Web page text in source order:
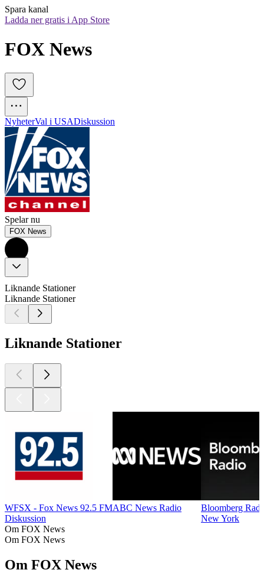
Spara kanal
Ladda ner gratis i App Store
FOX News
NyheterVal i USADiskussion
Spelar nu
FOX News
Liknande Stationer
Liknande Stationer
Liknande Stationer
WFSX - Fox News 92.5 FM
Diskussion
ABC News Radio
Bloomberg
New York
Om FOX News
Om FOX News
Om FOX News